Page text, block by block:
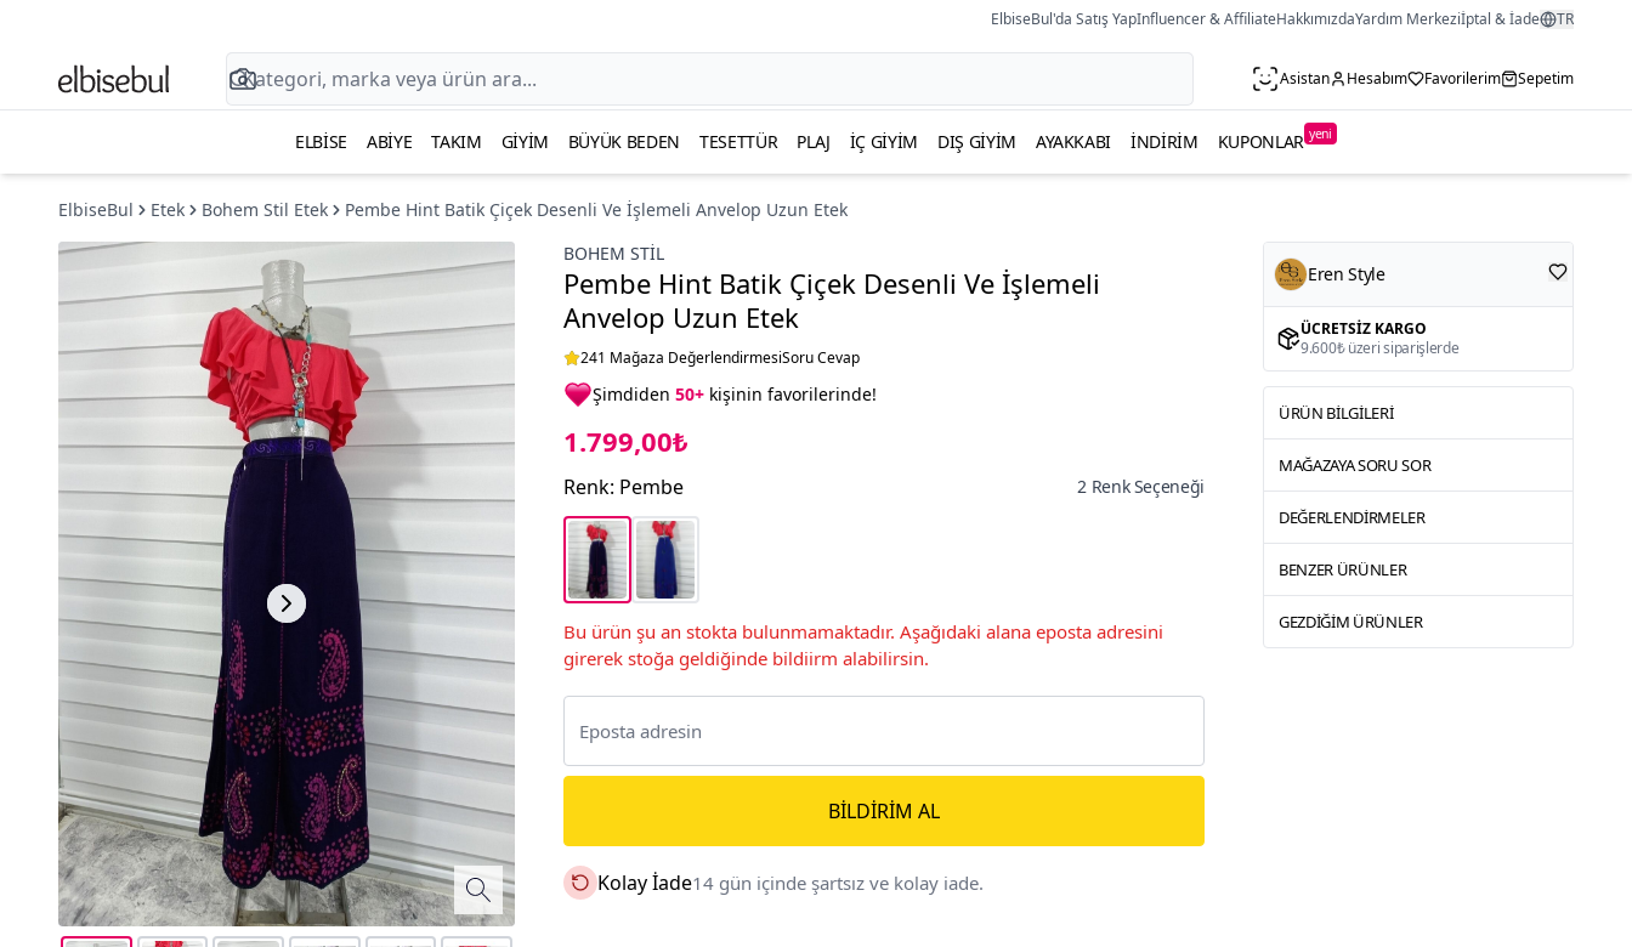
ElbiseBul'da Satış YapInfluencer & AffiliateHakkımızdaYardım Merkeziİptal & İade TR
Asistan Hesabım Favorilerim Sepetim
ELBISE ABIYE TAKIM GIYIM BÜYÜK BEDEN TESETTÜR PLAJ İÇ GIYIM DIŞ GIYIM AYAKKABI İNDIRIM KUPONLAR yeni
ElbiseBul Etek Bohem Stil Etek
Pembe Hint Batik Çiçek Desenli Ve İşlemeli Anvelop Uzun Etek
BOHEM STIL
Pembe Hint Batik Çiçek Desenli Ve İşlemeli
Anvelop Uzun Etek
241 Mağaza DeğerlendirmesiSoru Cevap
Şimdiden 50+ kişinin favorilerinde!
1.799,00₺
Renk: Pembe 2 Renk Seçeneği
Bu ürün şu an stokta bulunmamaktadır. Aşağıdaki alana eposta adresini
girerek stoğa geldiğinde bildiirm alabilirsin.
BILDIRIM AL
Kolay İade14 gün içinde şartsız ve kolay iade.
Eren Style
ÜCRETSIZ KARGO
9.600₺ üzeri siparişlerde
ÜRÜN BILGILERI
MAĞAZAYA SORU SOR
DEĞERLENDIRMELER
BENZER ÜRÜNLER
GEZDIĞIM ÜRÜNLER